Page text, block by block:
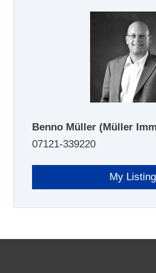
Benno Müller(Müller
07121-339220
My